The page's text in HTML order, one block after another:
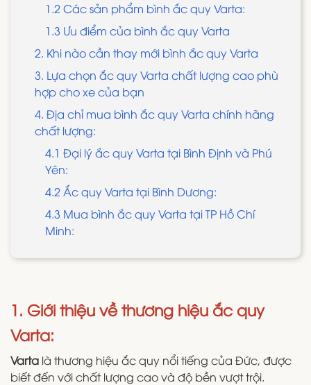
1.2 Các sản phẩm bình ắc quy Varta:
1.3 Ưu điểm của bình ắc quy Varta
2. Khi nào cần thay mới bình ắc quy Varta
3. Lựa chọn ắc quy Varta chất lượng cao phù
hợp cho xe của bạn
4. Địa chỉ mua bình ắc quy Varta chính hãng
chất lượng:
4.1 Đại lý ắc quy Varta tại Bình Định và Phú
Yên:
4.2 Ắc quy Varta tại Bình Dương:
4.3 Mua bình ắc quy Varta tại TP Hồ Chí
Minh:
1. Giới thiệu về thương hiệu ắc quy
Varta:
Varta là thương hiệu ắc quy nổi tiếng của Đức, được
biết đến với chất lượng cao và độ bền vượt trội.